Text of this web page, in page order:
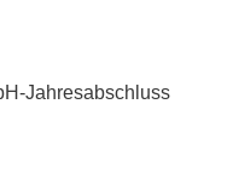
Jahresabschluss